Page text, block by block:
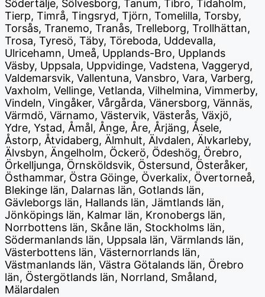
Södertälje, Sölvesborg, Tanum, Tibro, Tidaholm,
Tierp, Timrå, Tingsryd, Tjörn, Tomelilla, Torsby,
Torsås, Tranemo, Tranås, Trelleborg, Trollhättan,
Trosa, Tyresö, Täby, Töreboda, Uddevalla,
Ulricehamn, Umeå, Upplands-Bro, Upplands
Väsby, Uppsala, Uppvidinge, Vadstena, Vaggeryd,
Valdemarsvik, Vallentuna, Vansbro, Vara, Varberg,
Vaxholm, Vellinge, Vetlanda, Vilhelmina, Vimmerby,
Vindeln, Vingåker, Vårgårda, Vänersborg, Vännäs,
Värmdö, Värnamo, Västervik, Västerås, Växjö,
Ydre, Ystad, Åmål, Ånge, Åre, Årjäng, Åsele,
Åstorp, Åtvidaberg, Älmhult, Älvdalen, Älvkarleby,
Älvsbyn, Ängelholm, Öckerö, Ödeshög, Örebro,
Örkelljunga, Örnsköldsvik, Östersund, Österåker,
Östhammar, Östra Göinge, Överkalix, Övertorneå,
Blekinge län, Dalarnas län, Gotlands län,
Gävleborgs län, Hallands län, Jämtlands län,
Jönköpings län, Kalmar län, Kronobergs län,
Norrbottens län, Skåne län, Stockholms län,
Södermanlands län, Uppsala län, Värmlands län,
Västerbottens län, Västernorrlands län,
Västmanlands län, Västra Götalands län, Örebro
län, Östergötlands län, Norrland, Småland,
Mälardalen